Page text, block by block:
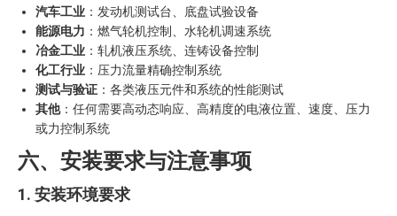
汽车工业 ：发动机测试台、底盘试验设备
能源电力 ：燃气轮机控制、水轮机调速系统
冶金工业 ：轧机液压系统、连铸设备控制
化工行业 ：压力流量精确控制系统
测试与验证 ：各类液压元件和系统的性能测试
其他：任何需要高动态响应、高精度的电液位置、速度、压力
或力控制系统
六、安装要求与注意事项
1. 安装环境要求